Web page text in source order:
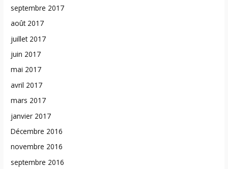
septembre 2017
août 2017
juillet 2017
juin 2017
mai 2017
avril 2017
mars 2017
janvier 2017
Décembre 2016
novembre 2016
septembre 2016